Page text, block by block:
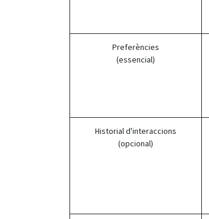
Preferències
(essencial)
Historial d'interaccions
(opcional)